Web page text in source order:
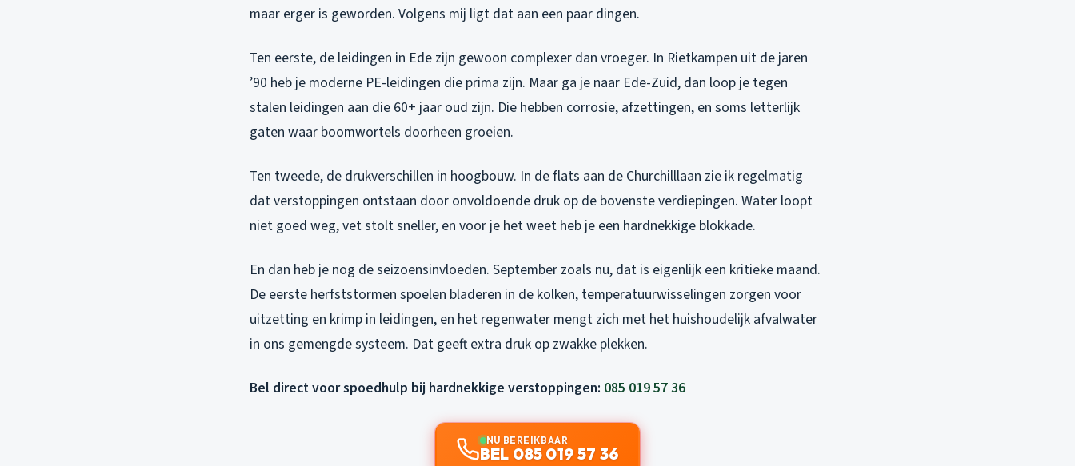
maar erger is geworden. Volgens mij ligt dat aan een paar dingen.
Ten eerste, de leidingen in Ede zijn gewoon complexer dan vroeger. In Rietkampen uit de jaren
’90 heb je moderne PE-leidingen die prima zijn. Maar ga je naar Ede-Zuid, dan loop je tegen
stalen leidingen aan die 60+ jaar oud zijn. Die hebben corrosie, afzettingen, en soms letterlijk
gaten waar boomwortels doorheen groeien.
Ten tweede, de drukverschillen in hoogbouw. In de flats aan de Churchilllaan zie ik regelmatig
dat verstoppingen ontstaan door onvoldoende druk op de bovenste verdiepingen. Water loopt
niet goed weg, vet stolt sneller, en voor je het weet heb je een hardnekkige blokkade.
En dan heb je nog de seizoensinvloeden. September zoals nu, dat is eigenlijk een kritieke maand.
De eerste herfststormen spoelen bladeren in de kolken, temperatuurwisselingen zorgen voor
uitzetting en krimp in leidingen, en het regenwater mengt zich met het huishoudelijk afvalwater
in ons gemengde systeem. Dat geeft extra druk op zwakke plekken.
Bel direct voor spoedhulp bij hardnekkige verstoppingen: 085 019 57 36
NU BEREIKBAAR
BEL 085 019 57 36